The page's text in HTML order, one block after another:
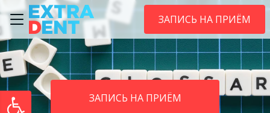
Открыть панель инструментов
содержимому
ЗАПИСЬ НА ПРИЁМ
ЗАПИСЬ НА ПРИЁМ